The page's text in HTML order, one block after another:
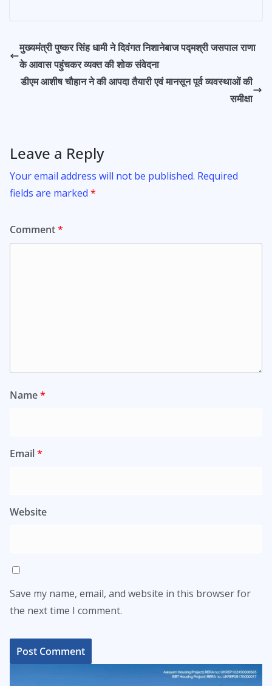
b
o
o
s
A
p
er l e
मुख्यमंत्री पुष्कर सिंह धामी ने दिवंगत निशानेबाज पद्मश्री जसपाल राणा
के आवास पहुंचकर व्यक्त की शोक संवेदना
डीएम आशीष चौहान ने की आपदा तैयारी एवं मानसून पूर्व व्यवस्थाओं की
समीक्षा
Leave a Reply
Your email address will not be published. Required
fields are marked *
Comment*
Name*
Email*
Website
Save my name, email, and website in this browser for
the next time I comment.